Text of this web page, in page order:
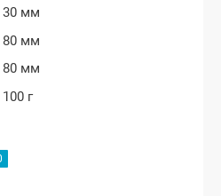
30 мм
80 мм
80 мм
100 г